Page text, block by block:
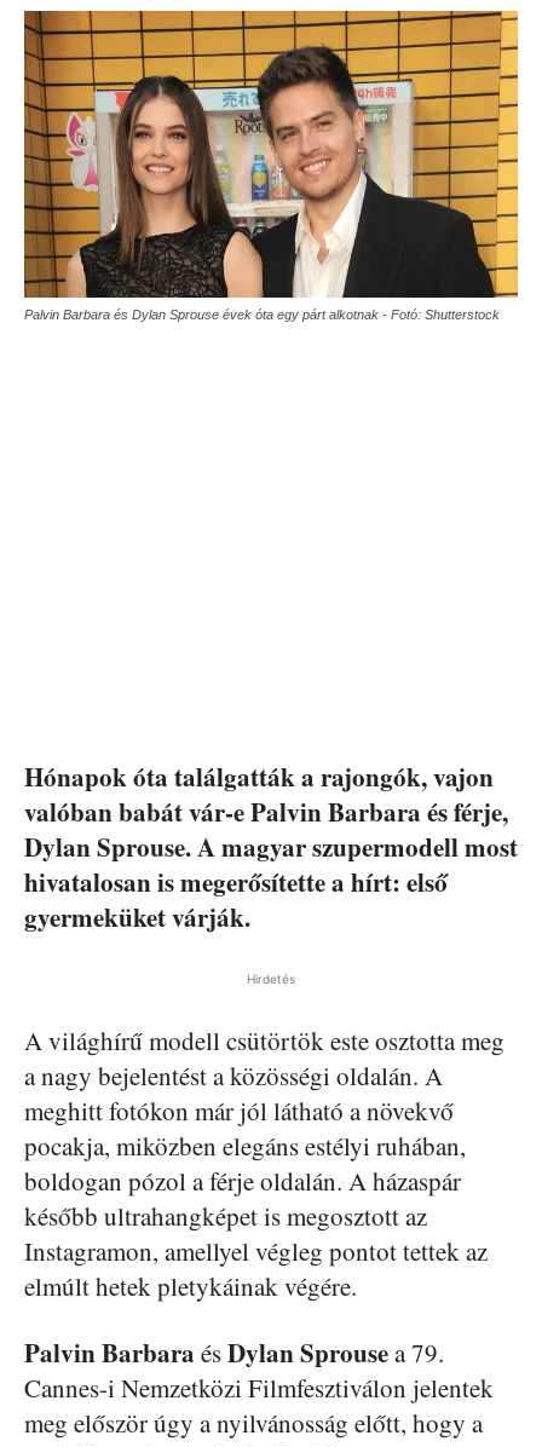
Palvin Barbara és Dylan Sprouse évek óta egy párt alkotnak - Fotó: Shutterstock
Hónapok óta találgatták a rajongók, vajon
valóban babát vár-e Palvin Barbara és férje,
Dylan Sprouse. A magyar szupermodell most
hivatalosan is megerősítette a hírt: első
gyermeküket várják.
Hirdetés
A világhírű modell csütörtök este osztotta meg
a nagy bejelentést a közösségi oldalán. A
meghitt fotókon már jól látható a növekvő
pocakja, miközben elegáns estélyi ruhában,
boldogan pózol a férje oldalán. A házaspár
később ultrahangképet is megosztott az
Instagramon, amellyel végleg pontot tettek az
elmúlt hetek pletykáinak végére.
Palvin Barbara ésDylan Sprousea 79.
Cannes-i Nemzetközi Filmfesztiválon jelentek
meg először úgy a nyilvánosság előtt, hogy a